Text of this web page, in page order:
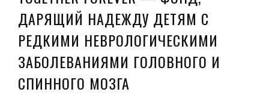
ДАРЯЩИЙ НАДЕЖДУ ДЕТЯМ С
РЕДКИМИ НЕВРОЛОГИЧЕСКИМИ
ЗАБОЛЕВАНИЯМИ ГОЛОВНОГО И
СПИННОГО МОЗГА